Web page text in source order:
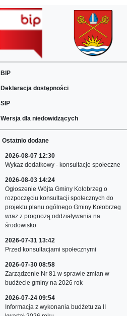
BIP
Deklaracja dostępności
SIP
Wersja dla niedowidzących
Ostatnio dodane
2026-08-07 12:30
Wykaz dodatkowy - konsultacje społeczne
2026-08-03 14:24
Ogłoszenie Wójta Gminy Kołobrzeg o
rozpoczęciu konsultacji społecznych do
projektu planu ogólnego Gminy Kołobrzeg
wraz z prognozą oddziaływania na
środowisko
2026-07-31 13:42
Przed konsultacjami społecznymi
2026-07-30 08:58
Zarządzenie Nr 81 w sprawie zmian w
budżecie gminy na 2026 rok
2026-07-24 09:54
Informacja z wykonania budżetu za II